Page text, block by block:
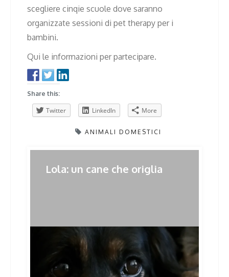
scegliere cinqie scuole dove saranno
organizzate sessioni di pet therapy per i
bambini.
Qui le informazioni per partecipare.
Share this:
Twitter LinkedIn More
ANIMALI DOMESTICI
PostPrevious Previous
Lola: un cane che origlia